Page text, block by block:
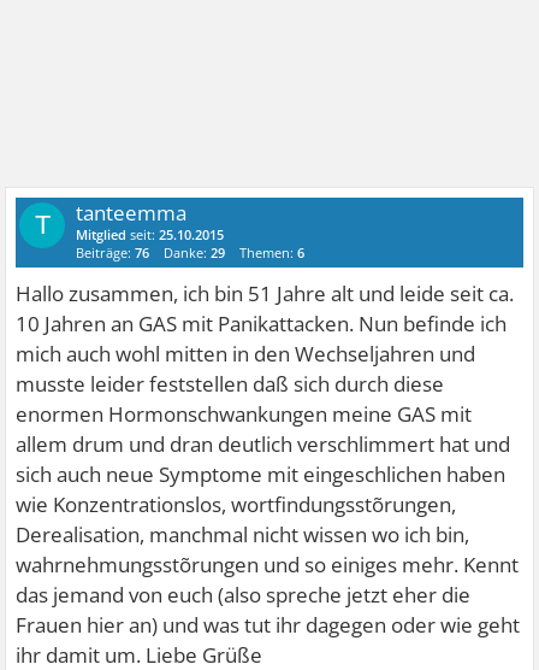
T tanteemma
Mitglied seit:25.10.2015
Beiträge:76 Danke:29 Themen:6
Hallo zusammen, ich bin 51 Jahre alt und leide seit ca.
10 Jahren an GAS mit Panikattacken. Nun befinde ich
mich auch wohl mitten in den Wechseljahren und
musste leider feststellen daß sich durch diese
enormen Hormonschwankungen meine GAS mit
allem drum und dran deutlich verschlimmert hat und
sich auch neue Symptome mit eingeschlichen haben
wie Konzentrationslos, wortfindungsstõrungen,
Derealisation, manchmal nicht wissen wo ich bin,
wahrnehmungsstõrungen und so einiges mehr. Kennt
das jemand von euch (also spreche jetzt eher die
Frauen hier an) und was tut ihr dagegen oder wie geht
ihr damit um. Liebe Grüße